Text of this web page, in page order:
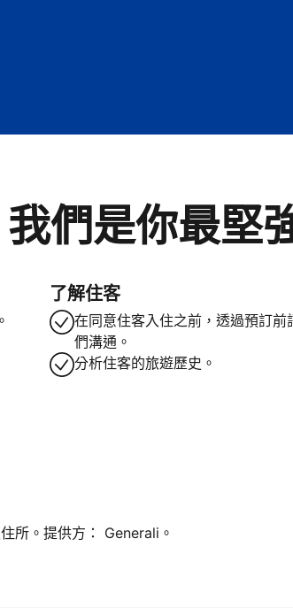
們是你最堅
了解住客
在同意住客入住之前，透過預訂前
們溝通。
分析住客的旅遊歷史。
所。提供方： Generali。